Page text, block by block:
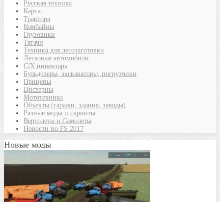
Русская техника
Карты
Трактора
Комбайны
Грузовики
Тягачи
Техника для лесозаготовки
Легковые автомобили
С/Х инвентарь
Бульдозеры, экскаваторы, погрузчики
Прицепы
Цистерны
Мототехника
Объекты (гаражи, здания, заводы)
Разные моды и скрипты
Вертолеты и Самолеты
Новости по FS 2017
Новые моды